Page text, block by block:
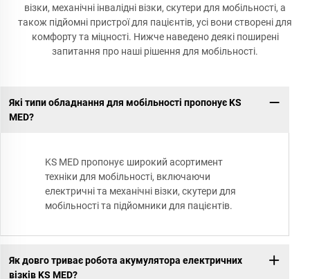
візки, механічні інвалідні візки, скутери для мобільності, а
також підйомні пристрої для пацієнтів, усі вони створені для
комфорту та міцності. Нижче наведено деякі поширені
запитання про наші рішення для мобільності.
Які типи обладнання для мобільності пропонує KS
MED?
KS MED пропонує широкий асортимент
техніки для мобільності, включаючи
електричні та механічні візки, скутери для
мобільності та підйомники для пацієнтів.
Як довго триває робота акумулятора електричних
візків KS MED?